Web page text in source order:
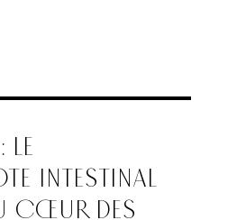
LE
INTESTINAL
CŒUR DES